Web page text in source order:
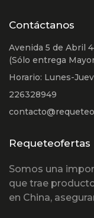
Contáctanos
Avenida 5 de Abril
(Sólo entrega
Horario: Lunes-
226328949
Requeteofertas
Somos una
que trae
en China,